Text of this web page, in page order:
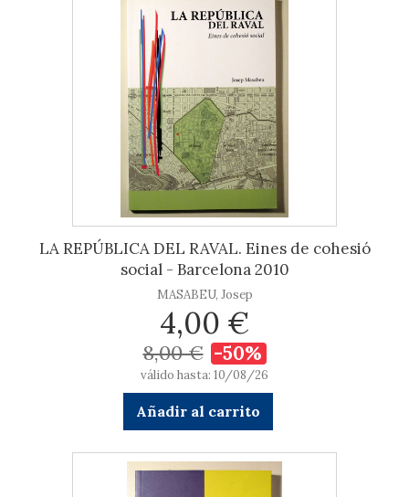
LA REPÚBLICA DEL RAVAL. Eines de cohesió
social - Barcelona 2010
MASABEU, Josep
4,00 €
8,00 € -50%
válido hasta: 10/08/26
Añadir al carrito